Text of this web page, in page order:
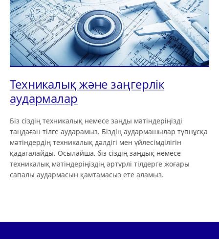
Техникалық және заңгерлік
аудармалар
Біз сіздің техникалық немесе заңды мәтіндеріңізді
таңдаған тілге аударамыз. Біздің аудармашылар түпнұсқа
мәтіндердің техникалық дәлдігі мен үйлесімділігін
қадағалайды. Осылайша, біз сіздің заңдық немесе
техникалық мәтіндеріңіздің әртүрлі тілдерге жоғары
сапалы аудармасын қамтамасыз ете аламыз.